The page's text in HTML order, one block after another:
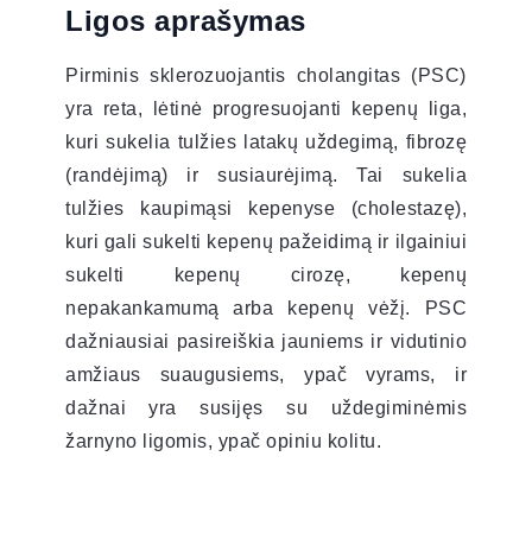
Ligos aprašymas
Pirminis sklerozuojantis cholangitas (PSC)
yra reta, lėtinė progresuojanti kepenų liga,
kuri sukelia tulžies latakų uždegimą, fibrozę
(randėjimą) ir susiaurėjimą. Tai sukelia
tulžies kaupimąsi kepenyse (cholestazę),
kuri gali sukelti kepenų pažeidimą ir ilgainiui
sukelti kepenų cirozę, kepenų
nepakankamumą arba kepenų vėžį. PSC
dažniausiai pasireiškia jauniems ir vidutinio
amžiaus suaugusiems, ypač vyrams, ir
dažnai yra susijęs su uždegiminėmis
žarnyno ligomis, ypač opiniu kolitu.